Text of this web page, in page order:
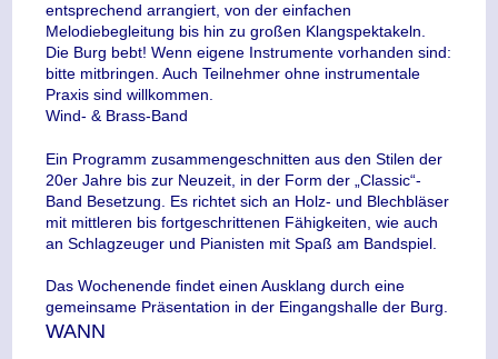
entsprechend arrangiert, von der einfachen
Melodiebegleitung bis hin zu großen Klangspektakeln.
Die Burg bebt! Wenn eigene Instrumente vorhanden sind:
bitte mitbringen. Auch Teilnehmer ohne instrumentale
Praxis sind willkommen.
Wind- & Brass-Band
Ein Programm zusammengeschnitten aus den Stilen der
20er Jahre bis zur Neuzeit, in der Form der „Classic“-
Band Besetzung. Es richtet sich an Holz- und Blechbläser
mit mittleren bis fortgeschrittenen Fähigkeiten, wie auch
an Schlagzeuger und Pianisten mit Spaß am Bandspiel.
Das Wochenende findet einen Ausklang durch eine
gemeinsame Präsentation in der Eingangshalle der Burg.
WANN